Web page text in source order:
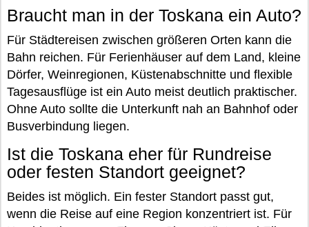
Braucht man in der Toskana ein Auto?
Für Städtereisen zwischen größeren Orten kann die
Bahn reichen. Für Ferienhäuser auf dem Land, kleine
Dörfer, Weinregionen, Küstenabschnitte und flexible
Tagesausflüge ist ein Auto meist deutlich praktischer.
Ohne Auto sollte die Unterkunft nah an Bahnhof oder
Busverbindung liegen.
Ist die Toskana eher für Rundreise
oder festen Standort geeignet?
Beides ist möglich. Ein fester Standort passt gut,
wenn die Reise auf eine Region konzentriert ist. Für